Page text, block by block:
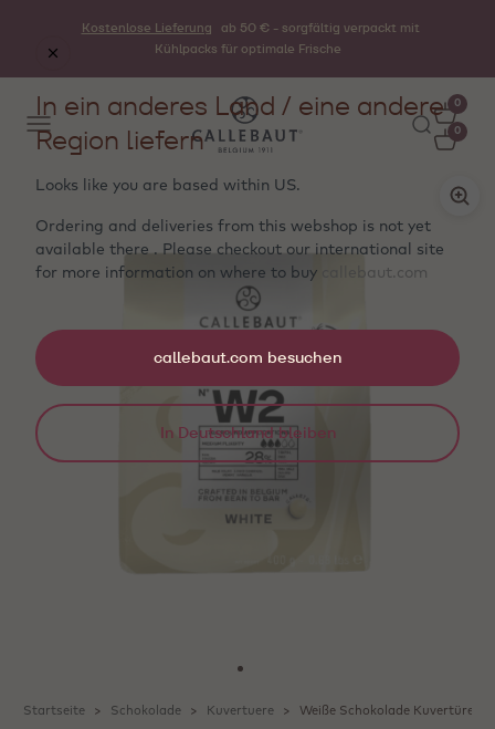
Kostenlose Lieferung
ab 50 € - sorgfältig verpackt mit
Kühlpacks für optimale Frische
0
0
Startseite Schokolade Kuvertuere Weiße Schokolade Kuvertüre
In ein anderes Land / eine andere
Region liefern
Looks like you are based within US.
Ordering and deliveries from this webshop is not yet
available there . Please checkout our international site
for more information on where to buy
callebaut.com
callebaut.com besuchen
In Deutschland bleiben